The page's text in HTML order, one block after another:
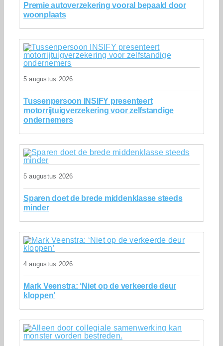
Premie autoverzekering vooral bepaald door
woonplaats
5 augustus 2026
Tussenpersoon INSIFY presenteert
motorrijtuigverzekering voor zelfstandige
ondernemers
5 augustus 2026
Sparen doet de brede middenklasse steeds
minder
4 augustus 2026
Mark Veenstra: ‘Niet op de verkeerde deur
kloppen’